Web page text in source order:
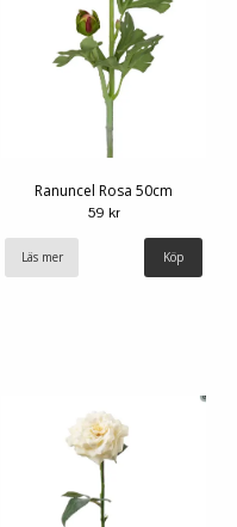
Ranuncel Rosa 50cm
59 kr
Läs mer